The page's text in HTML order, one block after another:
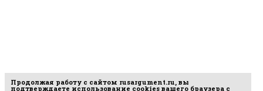
Продолжая работу с сайтом rusargument.ru, вы
подтверждаете использование cookies вашего браузера с